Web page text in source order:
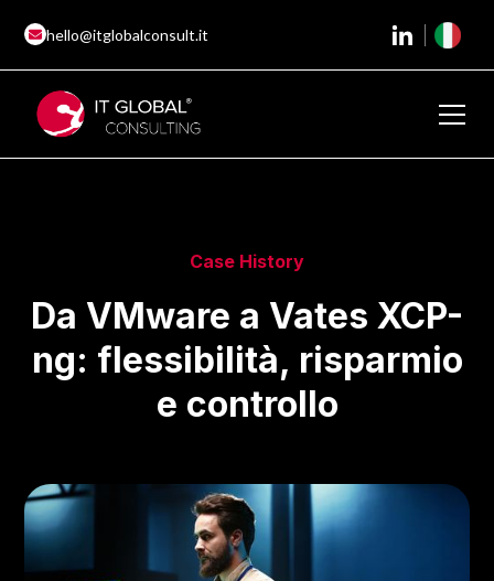
hello@itglobalconsult.it
Case History
Da VMware a Vates XCP-
ng: flessibilità, risparmio
e controllo